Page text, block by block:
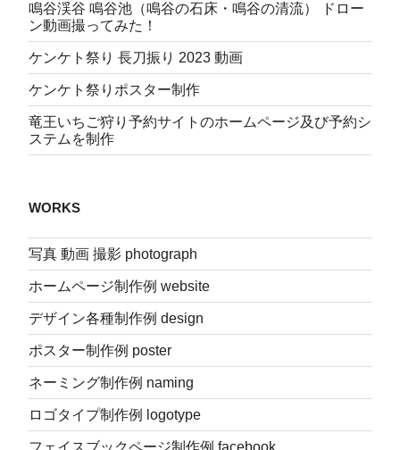
鳴谷渓谷 鳴谷池（鳴谷の石床・鳴谷の清流） ドロー
ン動画撮ってみた！
ケンケト祭り 長刀振り 2023 動画
ケンケト祭りポスター制作
竜王いちご狩り予約サイトのホームページ及び予約シ
ステムを制作
WORKS
写真 動画 撮影 photograph
ホームページ制作例 website
デザイン各種制作例 design
ポスター制作例 poster
ネーミング制作例 naming
ロゴタイプ制作例 logotype
フェイスブックページ制作例 facebook